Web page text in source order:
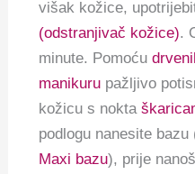
višak kožice,
(odstranjivač kožice).
minute. Pomoću
manikuru pažljivo
kožicu s nokta
podlogu nanesite bazu
Maxi bazu), prije